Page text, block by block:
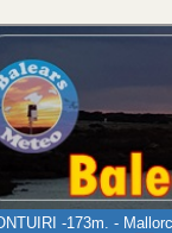
-173m. -